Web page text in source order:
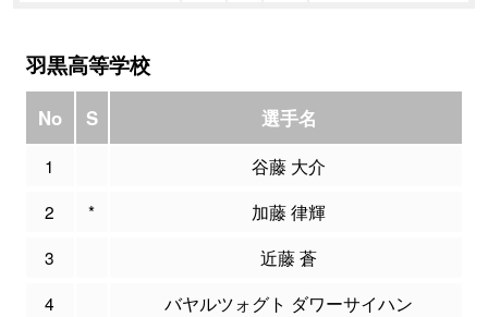
羽黒高等学校
No S 選手名
1
谷藤 大介
2
* 加藤 律輝
3
近藤 蒼
4
バヤルツォグト ダワーサイハン